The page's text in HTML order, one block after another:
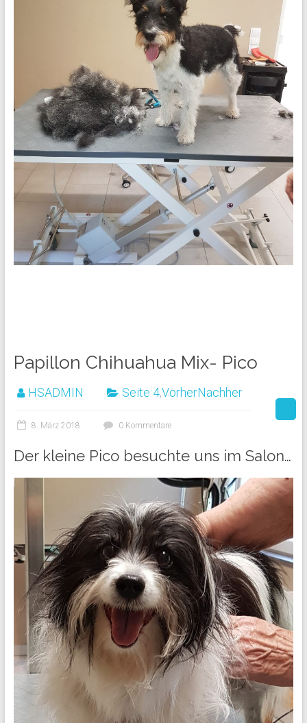
Papillon Chihuahua Mix- Pico
HSADMIN Seite 4,VorherNachher
8. März 2018 0 Kommentare
Der kleine Pico besuchte uns im Salon…